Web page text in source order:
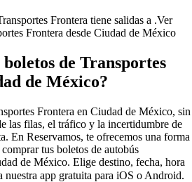
Frontera tiene salidas a .Ver
Frontera desde Ciudad de México
de Transportes
de México?
Frontera en Ciudad de México, sin
las filas, el tráfico y la incertidumbre de
En Reservamos, te ofrecemos una forma
tus boletos de autobús
de México. Elige destino, fecha, hora
nuestra app gratuita para iOS o Android.